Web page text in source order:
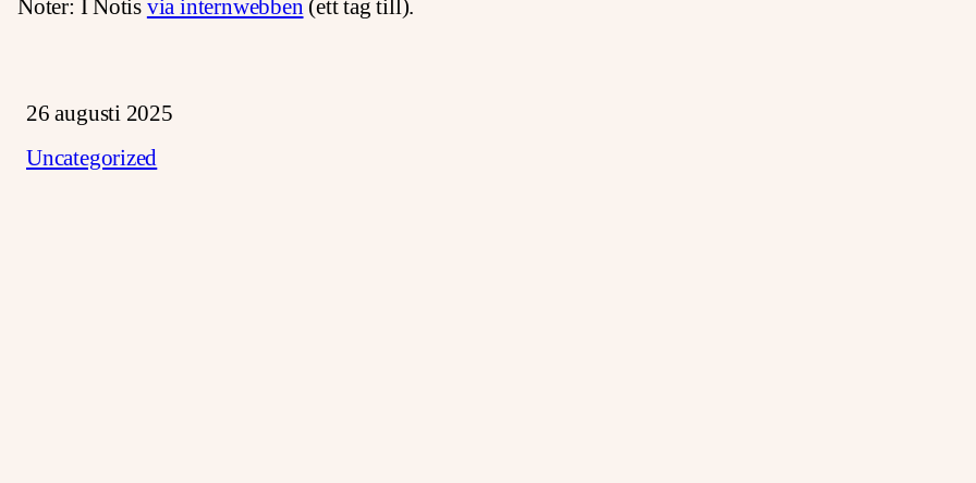
Noter: I Notis via internwebben (ett tag till).
26 augusti 2025
Uncategorized